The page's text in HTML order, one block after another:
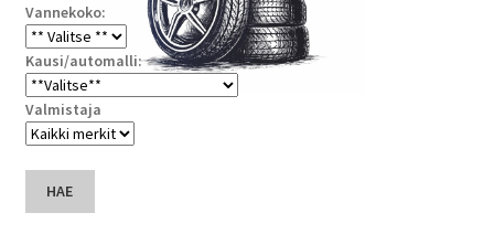
Vannekoko:
Kausi/automalli:
Valmistaja
HAE